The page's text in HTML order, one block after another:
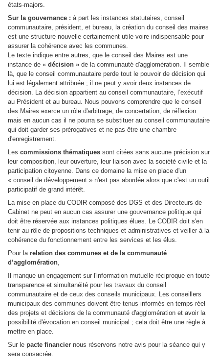
états-majors.
Sur la gouvernance : à part les instances statutaires, conseil
communautaire, président, et bureau, la création du conseil des maires
est une structure nouvelle certainement utile voire indispensable pour
assurer la cohérence avec les communes.
Le texte indique entre autres, que le conseil des Maires est une
instance de « décision » de la communauté d'agglomération. Il semble
là, que le conseil communautaire perde tout le pouvoir de décision qui
lui est légalement attribuée ; il ne peut y avoir deux instances de
décision. La décision appartient au conseil communautaire, l’exécutif
au Président et au bureau. Nous pouvons comprendre que le conseil
des Maires exerce un rôle d'arbitrage, de concertation, de réflexion
mais en aucun cas il ne pourra se substituer au conseil communautaire
qui doit garder ses prérogatives et ne pas être une chambre
d'enregistrement.
Les commissions thématiques sont citées sans aucune précision sur
leur composition, leur ouverture, leur liaison avec la société civile et la
participation citoyenne. Dans ce domaine la mise en place d'un
« conseil de développement » n'est pas abordée alors que c'est un outil
participatif de grand intérêt.
La mise en place du CODIR composé des DGS et des Directeurs de
Cabinet ne peut en aucun cas assurer une gouvernance politique qui
doit être réservée aux instances politiques élues. Le CODIR doit s'en
tenir au rôle de propositions techniques et administratives et veiller à la
cohérence du fonctionnement entre les services et les élus.
Pour la relation des communes et de la communauté
d’agglomération,
Il manque un engagement sur l'information mutuelle réciproque en toute
transparence et simultanéité pour les travaux du conseil
communautaire et de ceux des conseils municipaux. Les conseillers
municipaux des communes doivent être tenus informés en temps réel
des projets et décisions de la communauté d'agglomération et avoir la
possibilité d'évocation en conseil municipal ; cela doit être une règle à
mettre en place.
Sur le pacte financier nous réservons notre avis pour la séance qui y
sera consacrée.